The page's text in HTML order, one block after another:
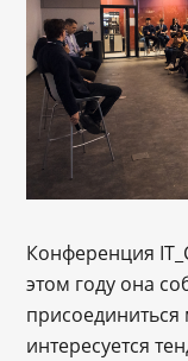
Конференция
этом году она
интересуется